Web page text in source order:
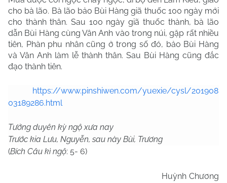
cho bà lão. Bà lão bảo Bùi Hàng giã thuốc 100 ngày mới
cho thành thân. Sau 100 ngày giã thuốc thành, bà lão
dẫn Bùi Hàng cùng Vân Anh vào trong núi, gặp rất nhiều
tiên, Phàn phu nhân cũng ở trong số đó, bảo Bùi Hàng
và Vân Anh làm lễ thành thân. Sau Bùi Hàng cũng đắc
đạo thành tiên.
https://www.pinshiwen.com/yuexie/cysl/201908
03189286.html
Tưởng duyên kỳ ngộ xưa nay
Trước kia Lưu, Nguyễn, sau này Bùi, Trương
(Bích Câu kì ngộ: 5- 6)
Huỳnh Chương